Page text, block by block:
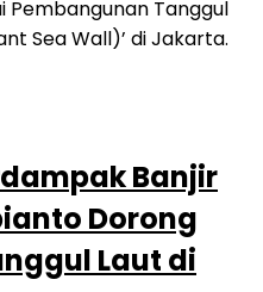
Banjir
Dorong
Laut di